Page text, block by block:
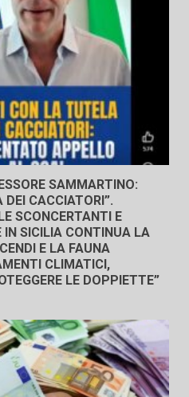
SAMMARTINO:
CACCIATORI”.
SCONCERTANTI E
IN SICILIA CONTINUA LA
E LA FAUNA
CLIMATICI,
LE DOPPIETTE”